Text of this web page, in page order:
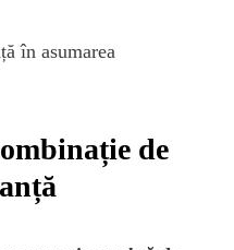
în asumarea
de